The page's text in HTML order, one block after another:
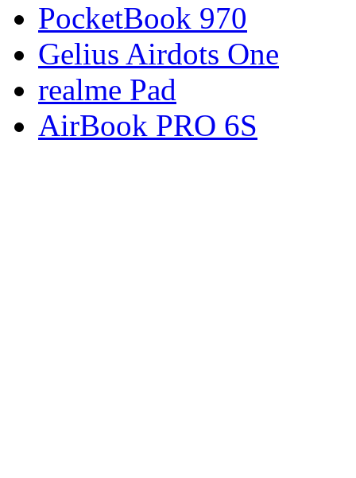
PocketBook 970
Gelius Airdots One
realme Pad
AirBook PRO 6S